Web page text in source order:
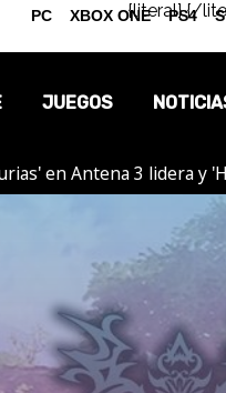
{literal}{/
JUEGOS
en Antena 3 lidera
PC XBOX ONE PS4